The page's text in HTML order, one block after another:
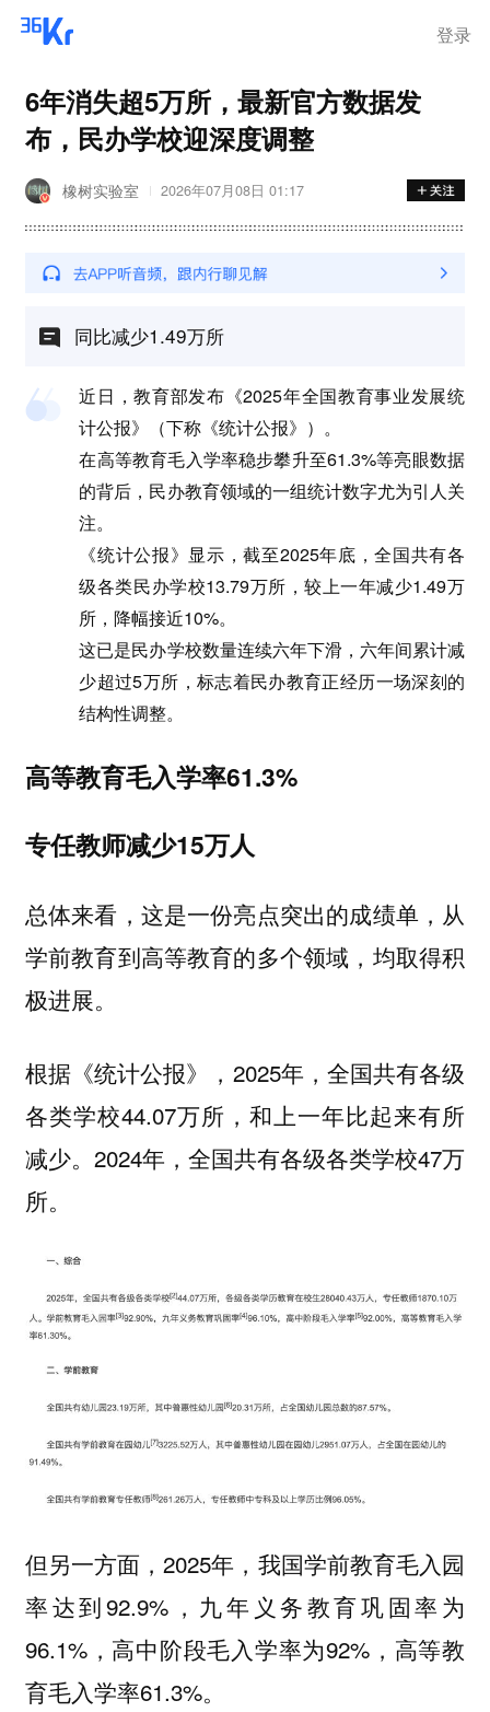
登录
6年消失超5万所，最新官方数据发
布，民办学校迎深度调整
橡树实验室 2026年07月08日 01:17
同比减少1.49万所
近日，教育部发布《2025年全国教育事业发展统
计公报》（下称《统计公报》）。
在高等教育毛入学率稳步攀升至61.3%等亮眼数据
的背后，民办教育领域的一组统计数字尤为引人关
注。
《统计公报》显示，截至2025年底，全国共有各
级各类民办学校13.79万所，较上一年减少1.49万
所，降幅接近10%。
这已是民办学校数量连续六年下滑，六年间累计减
少超过5万所，标志着民办教育正经历一场深刻的
结构性调整。
高等教育毛入学率61.3%
专任教师减少15万人
总体来看，这是一份亮点突出的成绩单，从
学前教育到高等教育的多个领域，均取得积
极进展。
根据《统计公报》，2025年，全国共有各级
各类学校44.07万所，和上一年比起来有所
减少。2024年，全国共有各级各类学校47万
所。
但另一方面，2025年，我国学前教育毛入园
率达到92.9%，九年义务教育巩固率为
96.1%，高中阶段毛入学率为92%，高等教
育毛入学率61.3%。